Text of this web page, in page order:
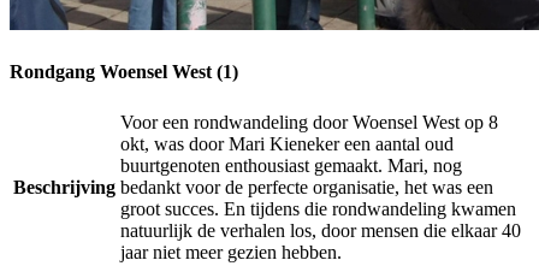
Rondgang Woensel West (1)
Beschrijving
Voor een rondwandeling door Woensel West op 8
okt, was door Mari Kieneker een aantal oud
buurtgenoten enthousiast gemaakt. Mari, nog
bedankt voor de perfecte organisatie, het was een
groot succes. En tijdens die rondwandeling kwamen
natuurlijk de verhalen los, door mensen die elkaar 40
jaar niet meer gezien hebben.